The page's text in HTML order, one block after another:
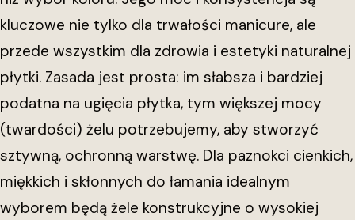
kluczowe nie tylko dla trwałości manicure, ale
przede wszystkim dla zdrowia i estetyki naturalnej
płytki. Zasada jest prosta: im słabsza i bardziej
podatna na ugięcia płytka, tym większej mocy
(twardości) żelu potrzebujemy, aby stworzyć
sztywną, ochronną warstwę. Dla paznokci cienkich,
miękkich i skłonnych do łamania idealnym
wyborem będą żele konstrukcyjne o wysokiej